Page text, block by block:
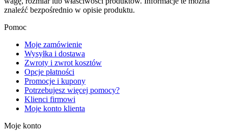
znaleźć bezpośrednio w opisie produktu.
Pomoc
Moje zamówienie
Wysyłka i dostawa
Zwroty i zwrot kosztów
Opcje płatności
Promocje i kupony
Potrzebujesz więcej pomocy?
Klienci firmowi
Moje konto klienta
Moje konto